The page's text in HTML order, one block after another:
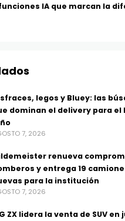
IA que marcan la
legos y Bluey: las
dominan el delivery para el
7, 2026
renueva
y entrega 19
para la institución
7, 2026
ZX lidera la venta de SUV en